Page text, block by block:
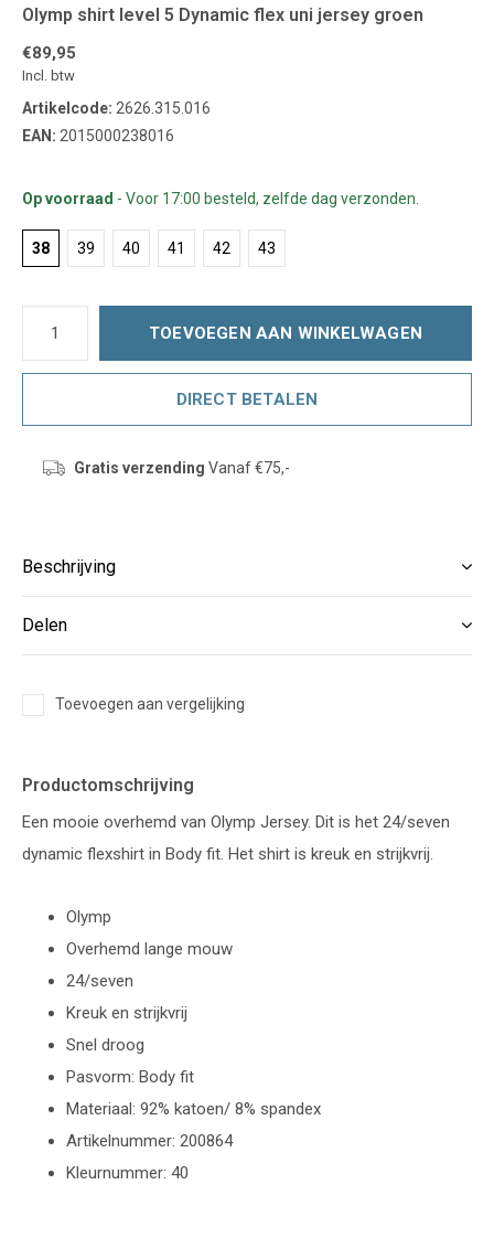
Olymp shirt level 5 Dynamic flex uni jersey groen
€89,95
Incl. btw
Artikelcode: 2626.315.016
EAN: 2015000238016
Op voorraad - Voor 17:00 besteld, zelfde dag verzonden.
38 39 40 41 42 43
TOEVOEGEN AAN WINKELWAGEN
DIRECT BETALEN
Gratis verzending Vanaf €75,-
Beschrijving
Delen
Toevoegen aan vergelijking
Productomschrijving
Een mooie overhemd van Olymp Jersey. Dit is het 24/seven
dynamic flexshirt in Body fit. Het shirt is kreuk en strijkvrij.
Olymp
Overhemd lange mouw
24/seven
Kreuk en strijkvrij
Snel droog
Pasvorm: Body fit
Materiaal: 92% katoen/ 8% spandex
Artikelnummer: 200864
Kleurnummer: 40